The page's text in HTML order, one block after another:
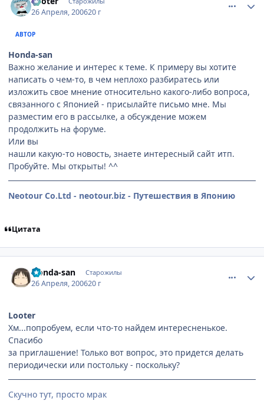
26 Апреля, 200620 г
АВТОР
Honda-san
Важно желание и интерес к теме. К примеру вы хотите
написать о чем-то, в чем неплохо разбиратесь или
изложить свое мнение относительно какого-либо вопроса,
связанного с Японией - присылайте письмо мне. Мы
разместим его в рассылке, а обсуждение можем
продолжить на форуме.
Или вы
нашли какую-то новость, знаете интересный сайт итп.
Пробуйте. Мы открыты! ^^
Neotour Co.Ltd - neotour.biz - Путешествия в Японию
Цитата
Honda-san Старожилы
26 Апреля, 200620 г
Looter
Хм...попробуем, если что-то найдем интересненькое.
Спасибо
за приглашение! Только вот вопрос, это придется делать
периодически или постольку - поскольку?
Скучно тут, просто мрак